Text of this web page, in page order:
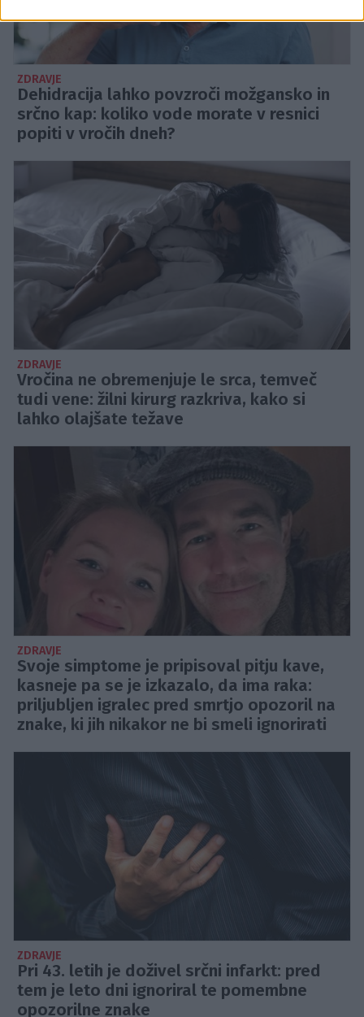
ZDRAVJE
Dehidracija lahko povzroči možgansko in
srčno kap: koliko vode morate v resnici
popiti v vročih dneh?
ZDRAVJE
Vročina ne obremenjuje le srca, temveč
tudi vene: žilni kirurg razkriva, kako si
lahko olajšate težave
ZDRAVJE
Svoje simptome je pripisoval pitju kave,
kasneje pa se je izkazalo, da ima raka:
priljubljen igralec pred smrtjo opozoril na
znake, ki jih nikakor ne bi smeli ignorirati
ZDRAVJE
Pri 43. letih je doživel srčni infarkt: pred
tem je leto dni ignoriral te pomembne
opozorilne znake